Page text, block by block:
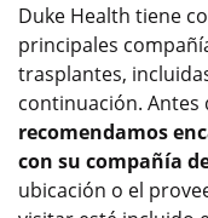
Duke Health tiene
principales
trasplantes,
continuación.
recomendamos
con su compañía
ubicación o el